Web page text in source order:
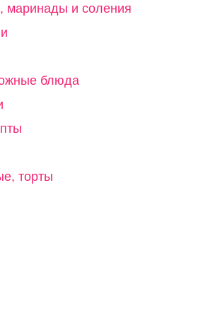
маринады и соления
блюда
торты